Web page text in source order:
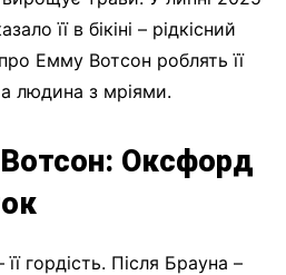
її в бікіні – рідкісний
Емму Вотсон роблять її
людина з мріями.
Оксфорд
гордість. Після Брауна –